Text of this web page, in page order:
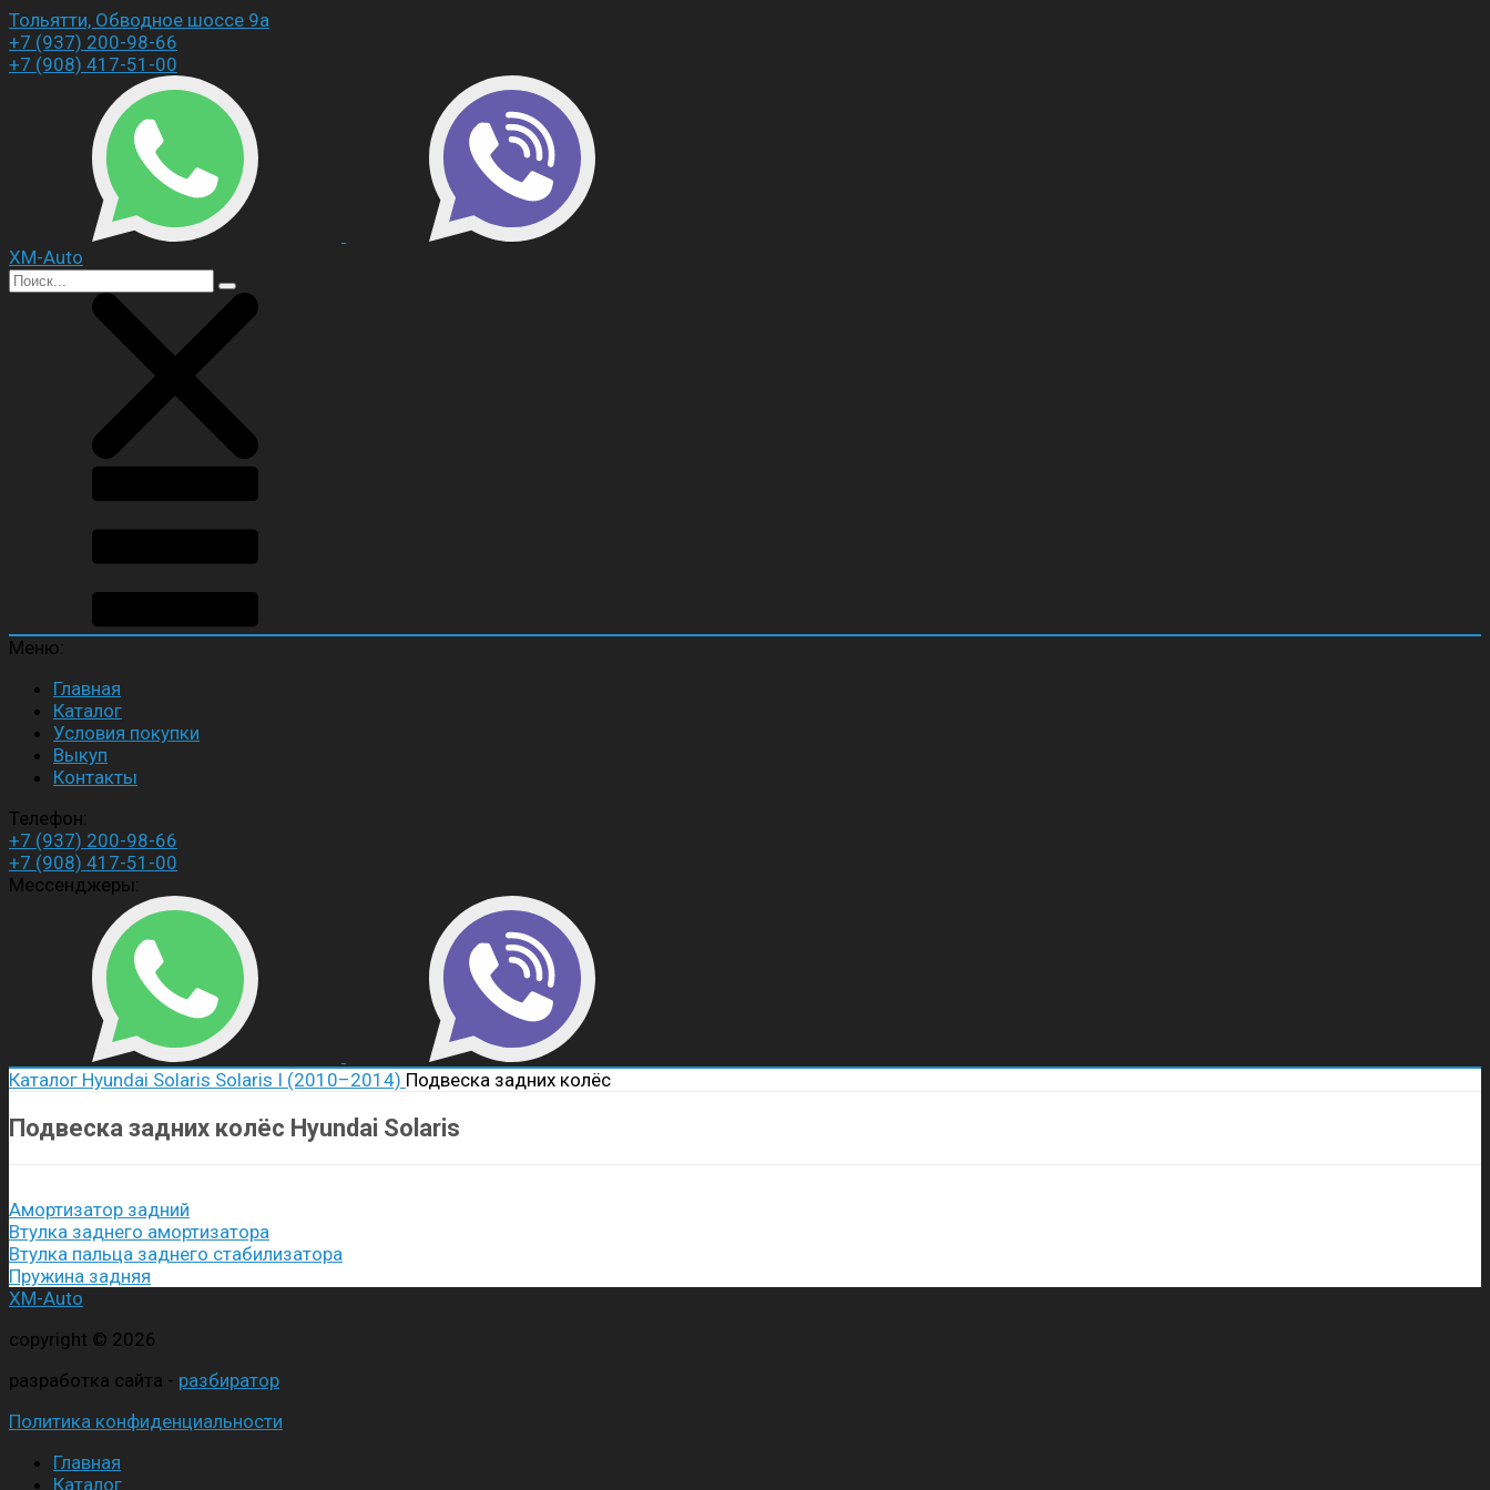
Тольятти, Обводное шоссе 9а
+7 (937) 200-98-66
+7 (908) 417-51-00
XM-Auto
Меню:
Главная
Каталог
Условия покупки
Выкуп
Контакты
Телефон:
+7 (937) 200-98-66
+7 (908) 417-51-00
Мессенджеры:
Каталог Hyundai Solaris Solaris I (2010–2014) Подвеска задних колёс
Подвеска задних колёс Hyundai Solaris
Амортизатор задний
Втулка заднего амортизатора
Втулка пальца заднего стабилизатора
Пружина задняя
XM-Auto
copyright © 2026
разработка сайта - разбиратор
Политика конфиденциальности
Главная
Каталог